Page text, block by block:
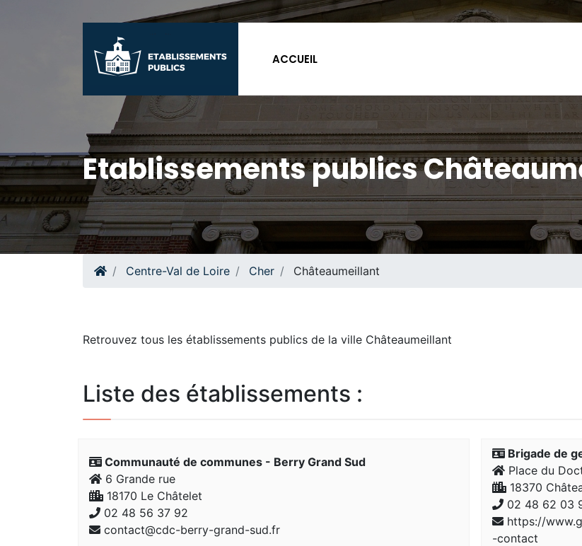
ACCUEIL
Etablissements publics
Centre-Val de Loire Cher Châteaumeillant
Retrouvez tous les établissements publics de la ville Châteaumeillant
Liste des établissements :
Communauté de communes - Berry Grand Sud
6 Grande rue
18170 Le Châtelet
02 48 56 37 92
contact@cdc-berry-grand-sud.fr
Brigade de
Place du
18370
02 48 62 03
https://
-contact